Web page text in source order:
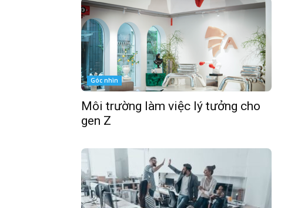
Góc nhìn
Môi trường làm việc lý tưởng cho
gen Z